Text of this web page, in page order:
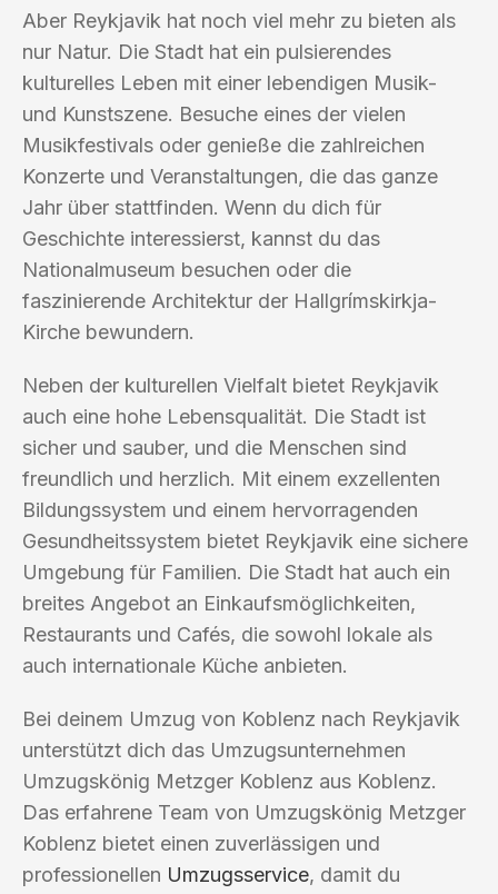
Aber Reykjavik hat noch viel mehr zu bieten als
nur Natur. Die Stadt hat ein pulsierendes
kulturelles Leben mit einer lebendigen Musik-
und Kunstszene. Besuche eines der vielen
Musikfestivals oder genieße die zahlreichen
Konzerte und Veranstaltungen, die das ganze
Jahr über stattfinden. Wenn du dich für
Geschichte interessierst, kannst du das
Nationalmuseum besuchen oder die
faszinierende Architektur der Hallgrímskirkja-
Kirche bewundern.
Neben der kulturellen Vielfalt bietet Reykjavik
auch eine hohe Lebensqualität. Die Stadt ist
sicher und sauber, und die Menschen sind
freundlich und herzlich. Mit einem exzellenten
Bildungssystem und einem hervorragenden
Gesundheitssystem bietet Reykjavik eine sichere
Umgebung für Familien. Die Stadt hat auch ein
breites Angebot an Einkaufsmöglichkeiten,
Restaurants und Cafés, die sowohl lokale als
auch internationale Küche anbieten.
Bei deinem Umzug von Koblenz nach Reykjavik
unterstützt dich das Umzugsunternehmen
Umzugskönig Metzger Koblenz aus Koblenz.
Das erfahrene Team von Umzugskönig Metzger
Koblenz bietet einen zuverlässigen und
professionellen Umzugsservice, damit du